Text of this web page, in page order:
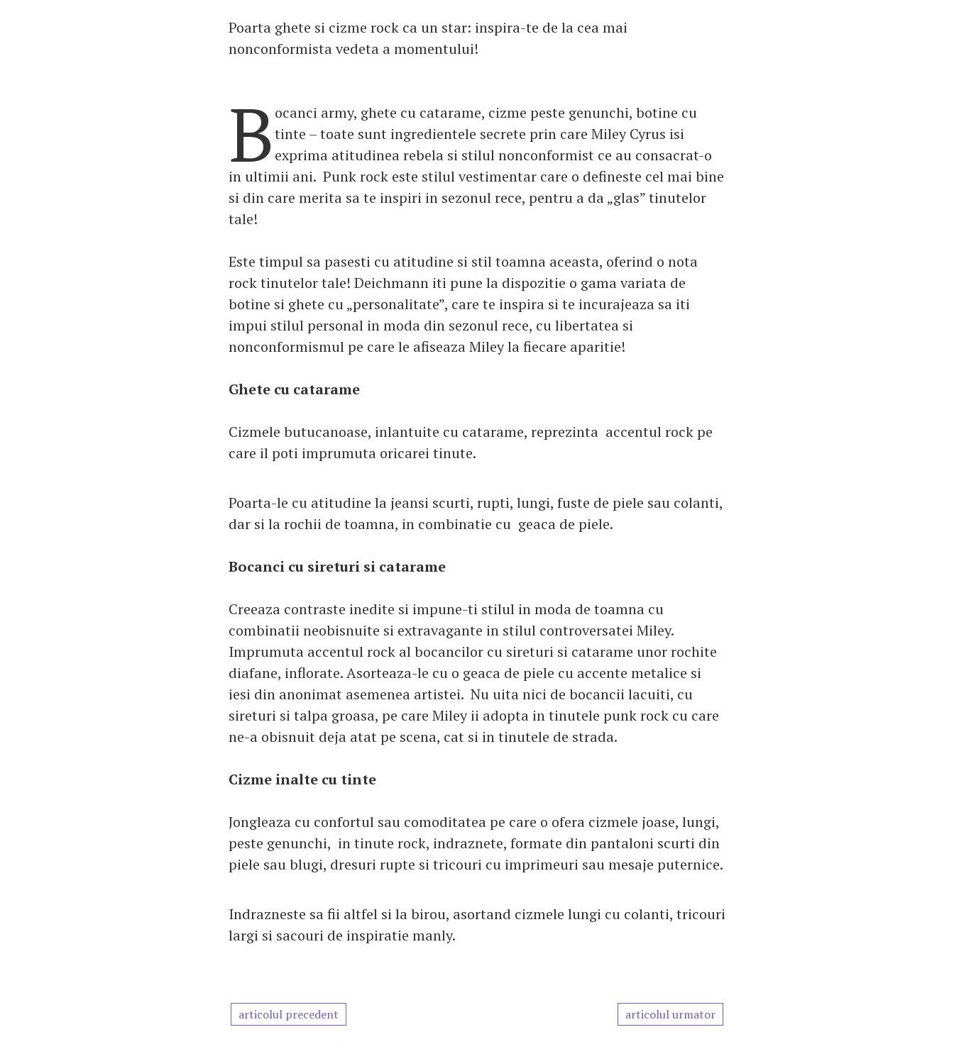
Poarta ghete si cizme rock ca un star: inspira-te de la cea mai
nonconformista vedeta a momentului!
B ocanci army, ghete cu catarame, cizme peste genunchi, botine cu
tinte – toate sunt ingredientele secrete prin care Miley Cyrus isi
exprima atitudinea rebela si stilul nonconformist ce au consacrat-o
in ultimii ani. Punk rock este stilul vestimentar care o defineste cel mai bine
si din care merita sa te inspiri in sezonul rece, pentru a da „glas” tinutelor
tale!
Este timpul sa pasesti cu atitudine si stil toamna aceasta, oferind o nota
rock tinutelor tale! Deichmann iti pune la dispozitie o gama variata de
botine si ghete cu „personalitate”, care te inspira si te incurajeaza sa iti
impui stilul personal in moda din sezonul rece, cu libertatea si
nonconformismul pe care le afiseaza Miley la fiecare aparitie!
Ghete cu catarame
Cizmele butucanoase, inlantuite cu catarame, reprezinta accentul rock pe
care il poti imprumuta oricarei tinute.
Poarta-le cu atitudine la jeansi scurti, rupti, lungi, fuste de piele sau colanti,
dar si la rochii de toamna, in combinatie cu geaca de piele.
Bocanci cu sireturi si catarame
Creeaza contraste inedite si impune-ti stilul in moda de toamna cu
combinatii neobisnuite si extravagante in stilul controversatei Miley.
Imprumuta accentul rock al bocancilor cu sireturi si catarame unor rochite
diafane, inflorate. Asorteaza-le cu o geaca de piele cu accente metalice si
iesi din anonimat asemenea artistei. Nu uita nici de bocancii lacuiti, cu
sireturi si talpa groasa, pe care Miley ii adopta in tinutele punk rock cu care
ne-a obisnuit deja atat pe scena, cat si in tinutele de strada.
Cizme inalte cu tinte
Jongleaza cu confortul sau comoditatea pe care o ofera cizmele joase, lungi,
peste genunchi, in tinute rock, indraznete, formate din pantaloni scurti din
piele sau blugi, dresuri rupte si tricouri cu imprimeuri sau mesaje puternice.
Indrazneste sa fii altfel si la birou, asortand cizmele lungi cu colanti, tricouri
largi si sacouri de inspiratie manly.
articolul precedent articolul urmator